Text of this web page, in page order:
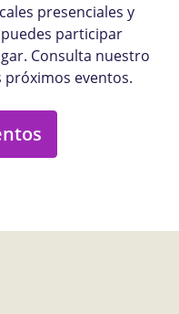
presenciales y
participar
Consulta nuestro
eventos.